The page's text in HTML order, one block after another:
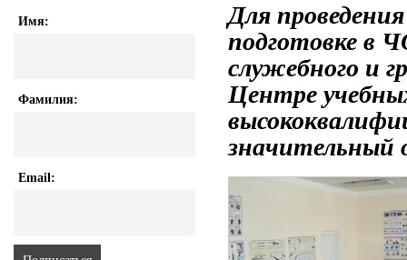
Имя:
Фамилия:
Email:
Для
подготовке в
служебного и
Центре
значительный